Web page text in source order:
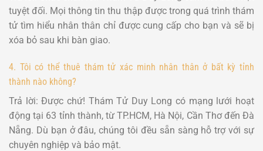
tuyệt đối. Mọi thông tin thu thập được trong quá trình thám
tử tìm hiểu nhân thân chỉ được cung cấp cho bạn và sẽ bị
xóa bỏ sau khi bàn giao.
4. Tôi có thể thuê thám tử xác minh nhân thân ở bất kỳ tỉnh
thành nào không?
Trả lời: Được chứ! Thám Tử Duy Long có mạng lưới hoạt
động tại 63 tỉnh thành, từ TP.HCM, Hà Nội, Cần Thơ đến Đà
Nẵng. Dù bạn ở đâu, chúng tôi đều sẵn sàng hỗ trợ với sự
chuyên nghiệp và bảo mật.